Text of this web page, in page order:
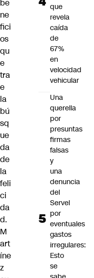
be
ne
fici
os
qu
e
tra
e
la
bú
sq
ue
da
de
la
feli
ci
da
d.
M
art
íne
z
que
revela
caída
de
67%
en
velocidad
vehicular
Una
querella
por
presuntas
firmas
falsas
y
una
denuncia
del
Servel
por
eventuales
gastos
irregulares:
Esto
se